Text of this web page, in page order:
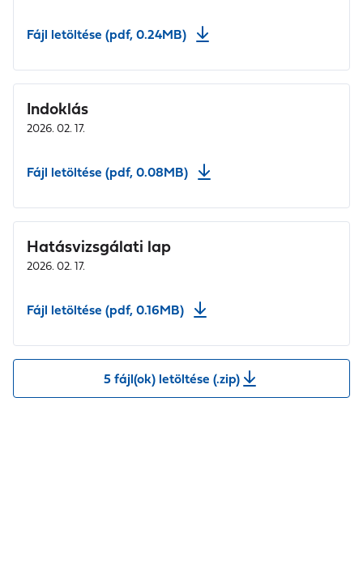
Fájl letöltése (pdf, 0.24MB)
Indoklás
2026. 02. 17.
Fájl letöltése (pdf, 0.08MB)
Hatásvizsgálati lap
2026. 02. 17.
Fájl letöltése (pdf, 0.16MB)
5 fájl(ok) letöltése (.zip)